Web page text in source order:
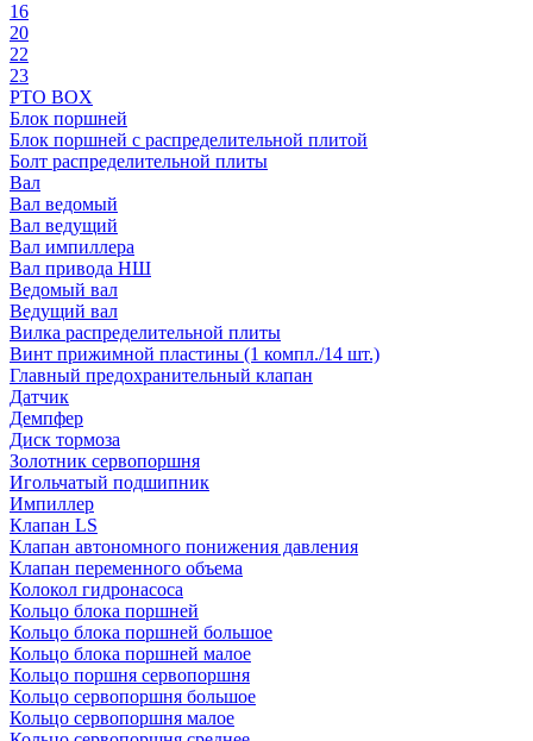
16
20
22
23
PTO BOX
Блок поршней
Блок поршней c распределительной плитой
Болт распределительной плиты
Вал
Вал ведомый
Вал ведущий
Вал импиллера
Вал привода НШ
Ведомый вал
Ведущий вал
Вилка распределительной плиты
Винт прижимной пластины (1 компл./14 шт.)
Главный предохранительный клапан
Датчик
Демпфер
Диск тормоза
Золотник сервопоршня
Игольчатый подшипник
Импиллер
Клапан LS
Клапан автономного понижения давления
Клапан переменного объема
Колокол гидронасоса
Кольцо блока поршней
Кольцо блока поршней большое
Кольцо блока поршней малое
Кольцо поршня сервопоршня
Кольцо сервопоршня большое
Кольцо сервопоршня малое